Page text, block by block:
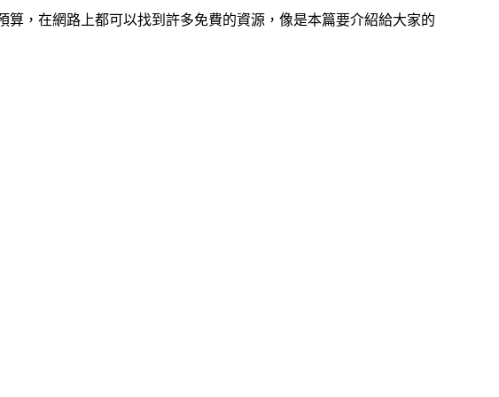
，在網路上都可以找到許多免費的資源，像是本篇要介紹給大家的